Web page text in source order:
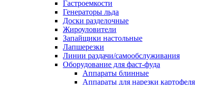
Гастроемкости
Генераторы льда
Доски разделочные
Жироуловители
Запайщики настольные
Лапшерезки
Линии раздачи/самообслуживания
Оборудование для фаст-фуда
Аппараты блинные
Аппараты для нарезки картофеля